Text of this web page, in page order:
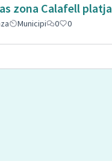
zona Calafell platja
Municipi 0 0